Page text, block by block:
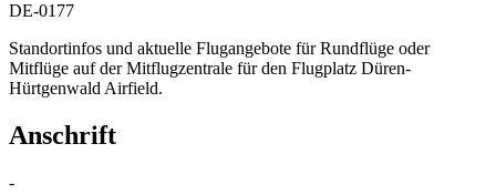
DE-0177
Standortinfos und aktuelle Flugangebote für Rundflüge oder
Mitflüge auf der Mitflugzentrale für den Flugplatz Düren-
Hürtgenwald Airfield.
Anschrift
-